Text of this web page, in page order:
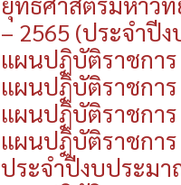
– 2565 (ประจำปี
แผนปฏิบัติราชกา
แผนปฏิบัติราชกา
แผนปฏิบัติราชกา
แผนปฏิบัติราชกา
ประจำปีงบประม